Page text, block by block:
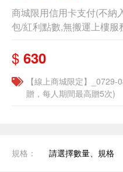
商城限用信用卡支付(不納
包/紅利點數,無搬運上樓服
$ 630
【線上商城限定】
贈，每人期間最高贈5次)
規格： 請選擇數量、規格